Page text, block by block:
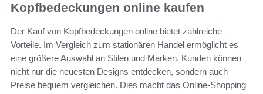
Kopfbedeckungen online kaufen
Der Kauf von Kopfbedeckungen online bietet zahlreiche
Vorteile. Im Vergleich zum stationären Handel ermöglicht es
eine größere Auswahl an Stilen und Marken. Kunden können
nicht nur die neuesten Designs entdecken, sondern auch
Preise bequem vergleichen. Dies macht das Online-Shopping